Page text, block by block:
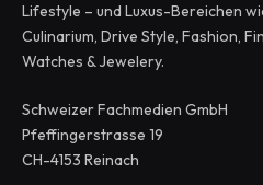
Lifestyle – und Luxus-Bereichen
Culinarium, Drive Style, Fashion,
Watches & Jewelery.
Schweizer Fachmedien GmbH
Pfeffingerstrasse 19
CH-4153 Reinach